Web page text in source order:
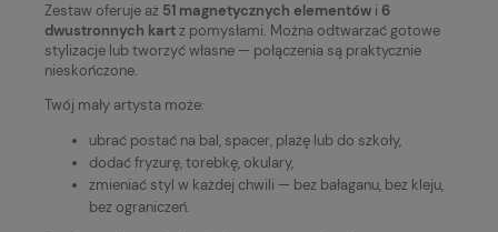
Zestaw oferuje aż 51 magnetycznych elementów i 6
dwustronnych kartz pomysłami. Można odtwarzać gotowe
stylizacje lub tworzyć własne — połączenia są praktycznie
nieskończone.
Twój mały artysta może:
ubrać postać na bal, spacer, plażę lub do szkoły,
dodać fryzurę, torebkę, okulary,
zmieniać styl w każdej chwili — bez bałaganu, bez kleju,
bez ograniczeń.